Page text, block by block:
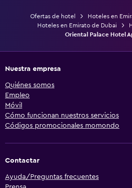
Ofertas de hotel
Hoteles en
Hoteles en Emirato de Dubai
Oriental Palace Hotel
Nuestra empresa
Quiénes somos
Empleo
Móvil
Cómo funcionan nuestros servicios
Códigos promocionales momondo
Contactar
Ayuda/Preguntas frecuentes